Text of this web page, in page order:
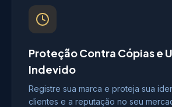
Proteção Contra Cópias e
Indevido
Registre sua marca e proteja sua
clientes e a reputação no seu